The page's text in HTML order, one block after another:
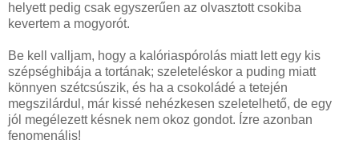
helyett pedig csak egyszerűen az olvasztott csokiba
kevertem a mogyorót.
Be kell valljam, hogy a kalóriaspórolás miatt lett egy kis
szépséghibája a tortának; szeleteléskor a puding miatt
könnyen szétcsúszik, és ha a csokoládé a tetején
megszilárdul, már kissé nehézkesen szeletelhető, de egy
jól megélezett késnek nem okoz gondot. Ízre azonban
fenomenális!